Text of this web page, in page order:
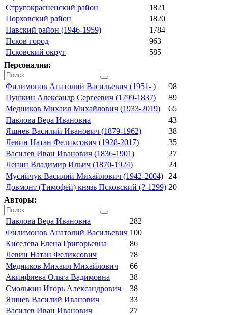
Стругокрасненский район
1821
Порховский район
1820
Павский район (1946-1959)
1784
Псков город
963
Псковский округ
585
Персоналии:
Филимонов Анатолий Васильевич (1951- )
98
Пушкин Александр Сергеевич (1799-1837)
89
Медников Михаил Михайлович (1933-2019)
65
Павлова Вера Ивановна
43
Яшнев Василий Иванович (1879-1962)
38
Левин Натан Феликсович (1928-2017)
35
Василев Иван Иванович (1836-1901)
27
Ленин Владимир Ильич (1870-1924)
24
Мусийчук Василий Михайлович (1942-2004)
24
Довмонт (Тимофей) князь Псковский (?-1299) 20
Авторы:
Павлова Вера Ивановна
282
Филимонов Анатолий Васильевич 100
Киселева Елена Григорьевна
86
Левин Натан Феликсович
78
Медников Михаил Михайлович
66
Акинфиева Ольга Вадимовна
38
Смолькин Игорь Александрович
38
Яшнев Василий Иванович
33
Василев Иван Иванович
27